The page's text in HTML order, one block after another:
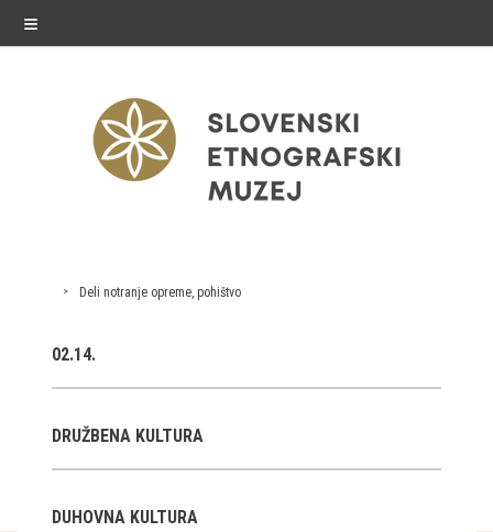
≡
razstave
Občasne razstave
Gostovanja
E-razstave
Virtualni sprehodi
Deli notranje opreme, pohištvo
02.14.
DRUŽBENA KULTURA
DUHOVNA KULTURA